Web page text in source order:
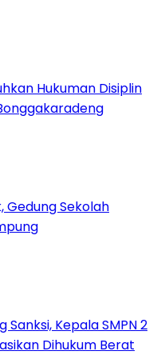
Hukuman Disiplin
Gedung Sekolah
Kepala SMPN 2
Dihukum Berat